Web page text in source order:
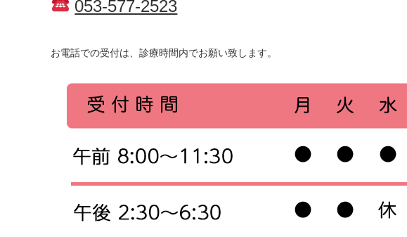
053-577-2523
お電話での受付は、診療時間内でお願い致します。